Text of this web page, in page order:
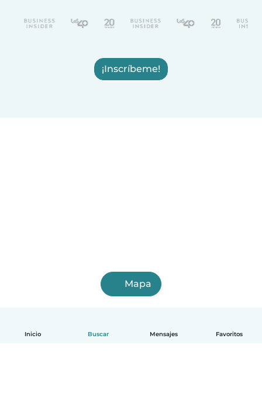
Inicio Buscar Mensajes Favoritos
¡Inscríbeme!
Mapa